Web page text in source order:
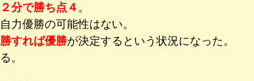
分で勝ち点４ 。
力優勝の可能性はない。
勝すれば優勝が決定するという状況になった。
。